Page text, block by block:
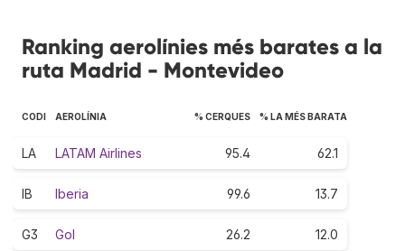
Ranking aerolínies més barates a la
ruta Madrid - Montevideo
CODI AEROLÍNIA % CERQUES % LA MÉS BARATA
LA LATAM Airlines 95.4 62.1
IB Iberia 99.6 13.7
G3 Gol 26.2 12.0